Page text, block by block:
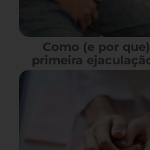
Como (e por
primeira